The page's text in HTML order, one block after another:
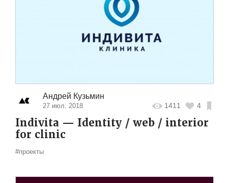
Андрей Кузьмин
27 июл. 2018 1411 4
Indivita — Identity / web / interior
for clinic
#проекты